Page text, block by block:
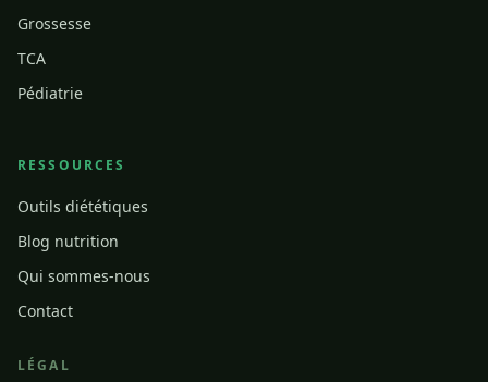
Grossesse
TCA
Pédiatrie
RESSOURCES
Outils diététiques
Blog nutrition
Qui sommes-nous
Contact
LÉGAL